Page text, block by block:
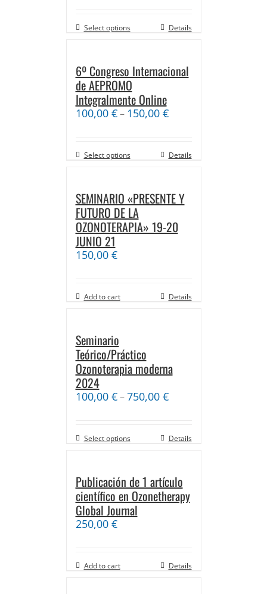
Select options Details
6º Congreso Internacional
de AEPROMO
Integralmente Online
100,00 €– 150,00 €
Select options Details
SEMINARIO «PRESENTE Y
FUTURO DE LA
OZONOTERAPIA» 19-20
JUNIO 21
150,00 €
Add to cart Details
Seminario
Teórico/Práctico
Ozonoterapia moderna
2024
100,00 €–750,00 €
Select options Details
Publicación de 1 artículo
científico en Ozonetherapy
Global Journal
250,00 €
Add to cart Details